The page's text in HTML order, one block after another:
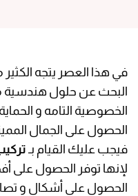
في هذا العصر يتجه
البحث عن حلول هندسية
الخصوصية التامه و
الحصول على الجمال
فيجب عليك القيام بـ
لإنها توفر الحصول
الحصول على أشكال و